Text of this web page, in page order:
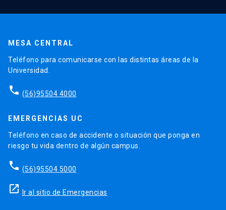
MESA CENTRAL
Teléfono para comunicarse con las distintas áreas de la
Universidad.
phone (56)95504 4000
EMERGENCIAS UC
Teléfono en caso de accidente o situación que ponga en
riesgo tu vida dentro de algún campus.
phone (56)95504 5000
launch Ir al sitio de Emergencias